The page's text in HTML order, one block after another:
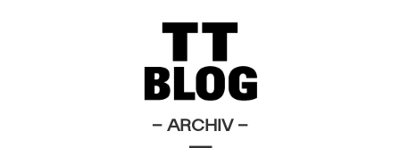
– ARCHIV –
2009
Das Theatertreffen-Blog